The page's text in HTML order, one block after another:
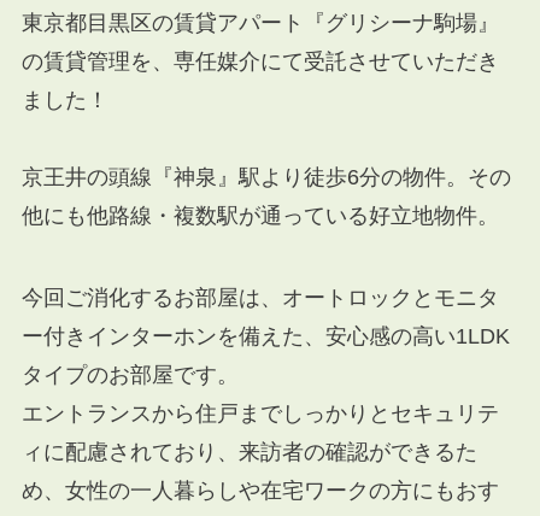
東京都目黒区の賃貸アパート『グリシーナ駒場』
の賃貸管理を、専任媒介にて受託させていただき
ました！
京王井の頭線『神泉』駅より徒歩6分の物件。その
他にも他路線・複数駅が通っている好立地物件。
今回ご消化するお部屋は、オートロックとモニタ
ー付きインターホンを備えた、安心感の高い1LDK
タイプのお部屋です。
エントランスから住戸までしっかりとセキュリテ
ィに配慮されており、来訪者の確認ができるた
め、女性の一人暮らしや在宅ワークの方にもおす